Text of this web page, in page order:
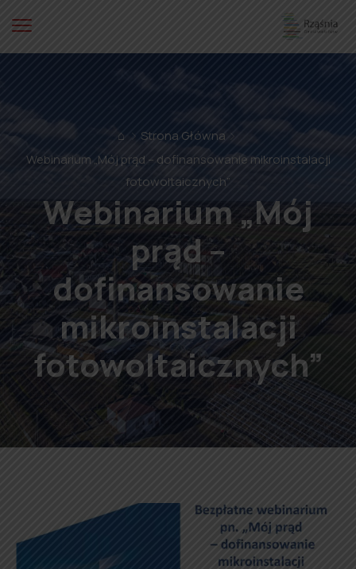
⌂
Strona Główna
Webinarium „Mój prąd – dofinansowanie mikroinstalacji
fotowoltaicznych”
Webinarium „Mój
prąd –
dofinansowanie
mikroinstalacji
fotowoltaicznych”